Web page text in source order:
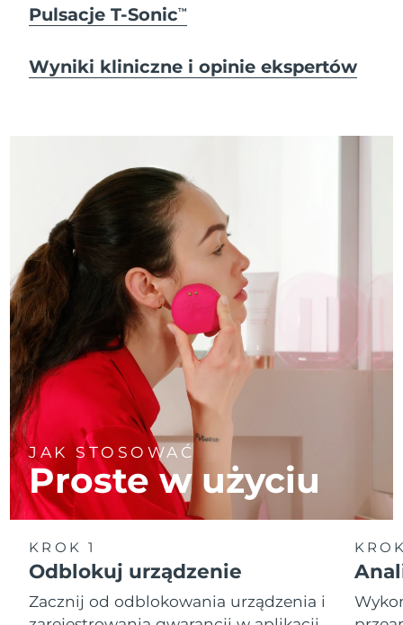
Pulsacje T-SonicTM
Wyniki kliniczne i opinie ekspertów
JAK STOSOWAĆ
Proste w użyciu
KROK 1
Odblokuj urządzenie
Zacznij od odblokowania urządzenia i